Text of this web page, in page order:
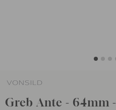
Greb Ante - 64mm